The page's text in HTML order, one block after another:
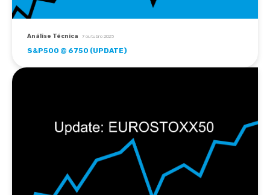
Análise Técnica 7 outubro 2025
S&P500 @ 6750 (UPDATE)